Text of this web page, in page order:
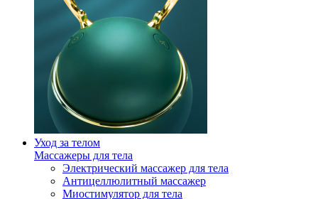
Уход за телом
Массажеры для тела
Электрический массажер для тела
Антицеллюлитный массажер
Миостимулятор для тела